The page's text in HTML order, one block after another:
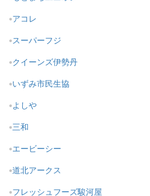
アコレ
スーパーフジ
クイーンズ伊勢丹
いずみ市民生協
よしや
三和
エービーシー
道北アークス
フレッシュフーズ駿河屋